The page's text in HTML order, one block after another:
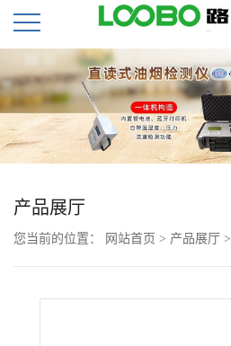
公
司
首
页
公
产品展厅
您当前的位置： 网站首页 > 产品展厅 >